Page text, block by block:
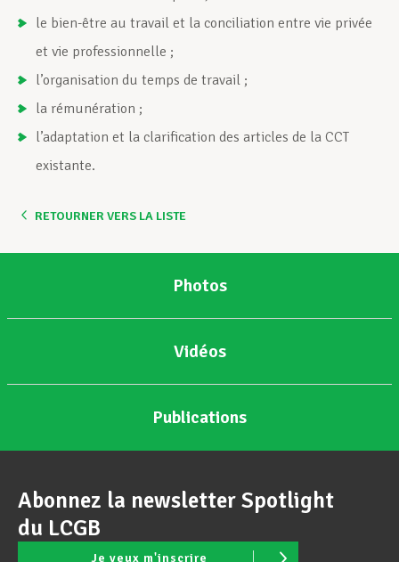
le bien-être au travail et la conciliation entre vie privée
et vie professionnelle ;
l’organisation du temps de travail ;
la rémunération ;
l’adaptation et la clarification des articles de la CCT
existante.
RETOURNER VERS LA LISTE
Photos
Vidéos
Publications
Abonnez la newsletter Spotlight
du LCGB
Je veux m'inscrire